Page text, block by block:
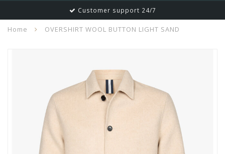
Customer support 24/7
Home OVERSHIRT WOOL BUTTON LIGHT SAND